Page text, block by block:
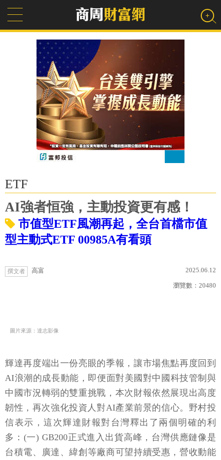
ETF
AI強者恒強，主動投資更有感！
市值型ETF風潮再起，全台首檔市值
型主動式ETF 00985A有看頭
撰文者 高富 2025.06.12
瀏覽數： 20480
圖片來源：達志影像
輝達再度端出一份亮眼的季報，讓市場焦點再度回到
AI浪潮的成長動能，即便面對美國對中國科技管制與
中國市況轉弱的雙重挑戰，本次財報依然展現出高度
韌性，再次強化投資人對AI產業前景的信心。野村投
信表示，這次輝達財報對台灣釋出了兩個明確的利
多：(一) GB200正式進入出貨高峰，台灣供應鏈像是
台積電、廣達、緯創等廠商可望持續受惠，營收動能